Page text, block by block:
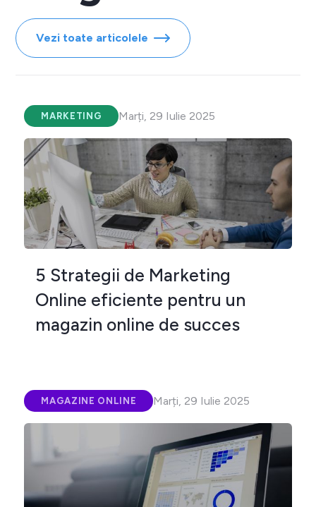
Vezi toate articolele
MARKETING Marți, 29 Iulie 2025
5 Strategii de Marketing
Online eficiente pentru un
magazin online de succes
MAGAZINE ONLINE Marți, 29 Iulie 2025